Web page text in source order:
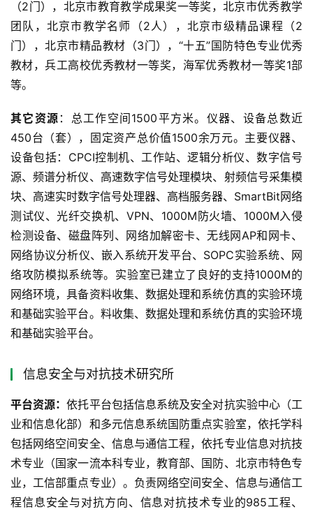
（2门），北京市教育教学成果奖一等奖，北京市优秀教学
团队，北京市教学名师（2人），北京市级精品课程（2
门），北京市精品教材（3门），“十五”国防特色专业优秀
教材，兵工高校优秀教材一等奖，海军优秀教材一等奖1部
等。
其它资源 ：总工作空间1500平方米。仪器、设备总数近
450台（套），固定资产总价值1500余万元。主要仪器、
设备包括：CPCI控制机、工作站、逻辑分析仪、数字信号
源、频谱分析仪、高速数字信号处理模块、射频信号采集模
块、高速实时数字信号处理器、高档服务器、SmartBit网络
测试仪、光纤交换机、VPN、1000M防火墙、1000M入侵
检测设备、磁盘阵列、网络加解密卡、无线网AP和网卡、
网络协议分析仪、嵌入系统开发平台、SOPC实验系统、网
络攻防模拟系统等。实验室已建立了良好的支持1000M的
网络环境，具备资料收集、数据处理和系统仿真的实验环境
和基础实验平台。料收集、数据处理和系统仿真的实验环境
和基础实验平台。
信息安全与对抗技术研究所
平台资源：依托平台包括信息系统及安全对抗实验中心（工
业和信息化部）和多元信息系统国防重点实验室，依托学科
包括网络空间安全、信息与通信工程，依托专业信息对抗技
术专业（国家一流本科专业，教育部、国防、北京市特色专
业，工信部重点专业）。负责网络空间安全、信息与通信工
程信息安全与对抗方向、信息对抗技术专业的985工程、